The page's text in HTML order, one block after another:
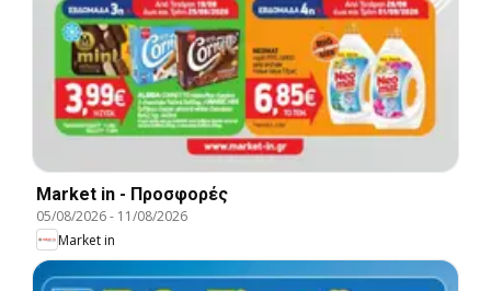
Market in - Προσφορές
05/08/2026- 11/08/2026
Market in